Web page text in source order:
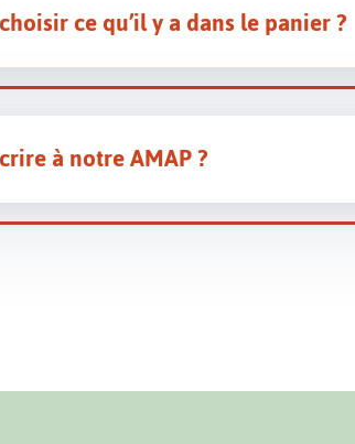
ce qu’il y a dans le panier ?
à notre AMAP ?